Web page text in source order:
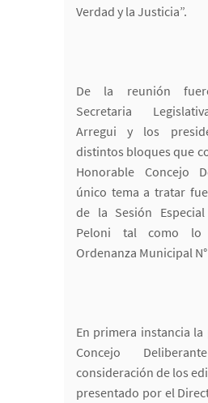
Verdad y la Justicia”.
De la reunión
Secretaria
Arregui y los
distintos bloques que
Honorable Concejo
único tema a tratar
de la Sesión
Peloni tal como lo
Ordenanza Municipal
En primera instancia
Concejo
consideración de los
presentado por el